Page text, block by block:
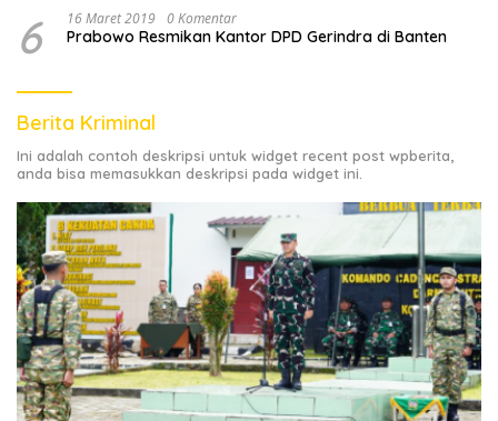
6 16 Maret 2019 0 Komentar
Prabowo Resmikan Kantor DPD Gerindra di Banten
Berita Kriminal
Ini adalah contoh deskripsi untuk widget recent post wpberita,
anda bisa memasukkan deskripsi pada widget ini.